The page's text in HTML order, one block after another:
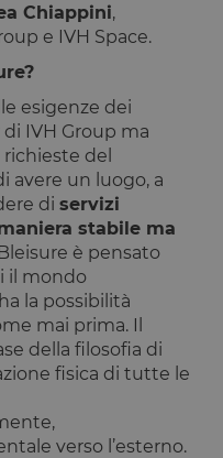
Chiappini,
e IVH Space.
esigenze dei
IVH Group ma
del
avere un luogo, a
di servizi
stabile ma
è pensato
il mondo
la possibilità
mai prima. Il
della filosofia di
fisica di tutte le
verso l’esterno.